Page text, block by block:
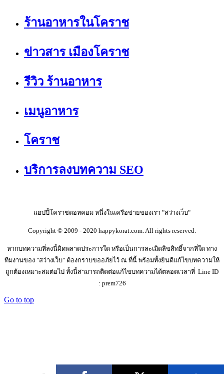
ร้านอาหารในโคราช
ข่าวสาร เมืองโคราช
รีวิว ร้านอาหาร
เมนูอาหาร
โคราช
บริการลงบทความ SEO
แฮปปี้โคราชดอทคอม หนึ่งในเครือข่ายของเรา "สว่างเว็บ"
Copyright © 2009 - 2020 happykorat.com. All rights reserved.
หากบทความที่ลงนี้ผิดพลาดประการใด หรือเป็นการละเมิดลิขสิทธิ์จากที่ใด ทาง
ทีมงานของ "สว่างเว็บ" ต้องกราบขออภัยไว้ ณ ที่นี้ พร้อมทั้งยินดีแก้ไขบทความให้
ถูกต้องเหมาะสมต่อไป ทั้งนี้สามารถติดต่อแก้ไขบทความได้ตลอดเวลาที่ Line ID
: prem726
Go to top